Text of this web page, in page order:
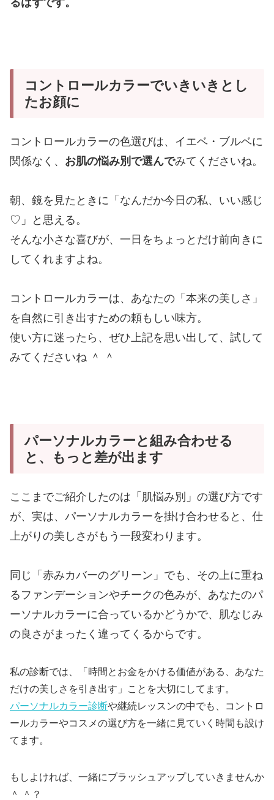
コントロールカラーでいきいきとし
たお顔に
コントロールカラーの色選びは、イエベ・ブルベに
関係なく、 お肌の悩み別で選んでみてくださいね。
朝、鏡を見たときに「なんだか今日の私、いい感じ
♡」と思える。
そんな小さな喜びが、一日をちょっとだけ前向きに
してくれますよね。
コントロールカラーは、あなたの「本来の美しさ」
を自然に引き出すための頼もしい味方。
使い方に迷ったら、ぜひ上記を思い出して、試して
みてくださいね ＾ ＾
パーソナルカラーと組み合わせる
と、もっと差が出ます
ここまでご紹介したのは「肌悩み別」の選び方です
が、実は、パーソナルカラーを掛け合わせると、仕
上がりの美しさがもう一段変わります。
同じ「赤みカバーのグリーン」でも、その上に重ね
るファンデーションやチークの色みが、あなたのパ
ーソナルカラーに合っているかどうかで、肌なじみ
の良さがまったく違ってくるからです。
私の診断では、「時間とお金をかける価値がある、あなた
だけの美しさを引き出す」ことを大切にしてます。
パーソナルカラー診断や継続レッスンの中でも、コントロ
ールカラーやコスメの選び方を一緒に見ていく時間も設け
てます。
もしよければ、一緒にブラッシュアップしていきませんか
＾ ＾？